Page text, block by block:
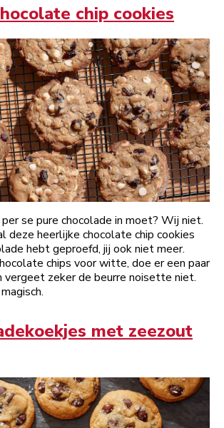
chip cookies
se pure chocolade in moet? Wij niet.
deze heerlijke chocolate chip cookies
hebt geproefd, jij ook niet meer.
chips voor witte, doe er een paar
vergeet zeker de beurre noisette niet.
met zeezout